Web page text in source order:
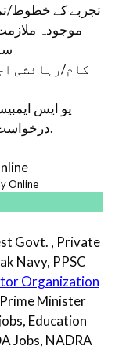
تجربے کے خطوط/
موجودہ
کام/رہائشی
یو ایس
درخواست دینے کی آخری تاریخ 26 دسمبر 2022.
Online
Govt. , Private
Navy, PPSC
Organization
Minister
Education
Jobs, NADRA